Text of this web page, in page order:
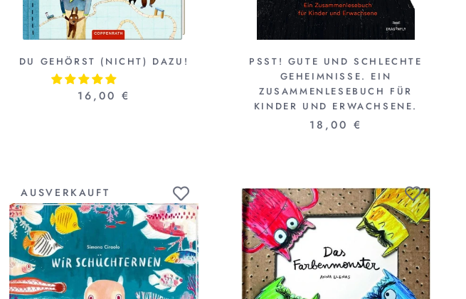
DU GEHÖRST (NICHT) DAZU!
16,00 €
PSST! GUTE UND SCHLECHTE
GEHEIMNISSE. EIN
ZUSAMMENLESEBUCH FÜR
KINDER UND ERWACHSENE.
18,00 €
AUSVERKAUFT